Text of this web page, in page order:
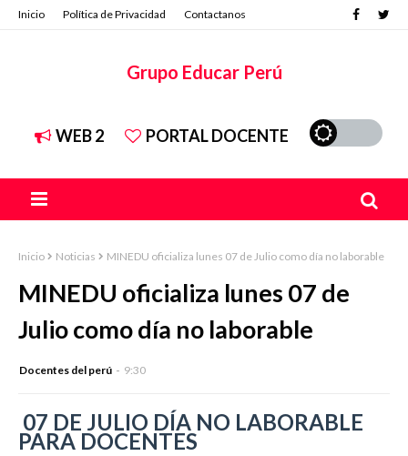
Inicio Política de Privacidad Contactanos
Grupo Educar Perú
WEB 2 PORTAL DOCENTE
Inicio Noticias MINEDU oficializa lunes 07 de Julio como día no laborable
MINEDU oficializa lunes 07 de
Julio como día no laborable
Docentes del perú 9:30
07 DE JULIO DÍA NO LABORABLE
PARA DOCENTES